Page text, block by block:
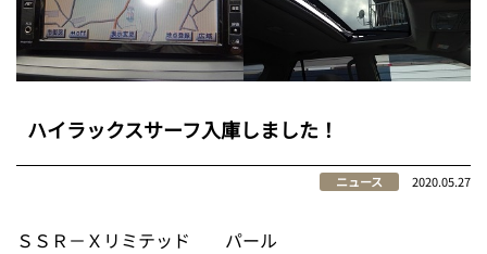
ハイラックスサーフ入庫しました！
ニュース 2020.05.27
ＳＳＲ－Ｘリミテッド パール